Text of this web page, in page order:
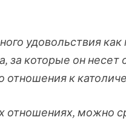
удовольствия
которые он несет
к
отношениях, можно